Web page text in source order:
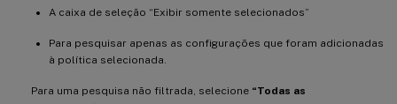
A caixa de seleção “Exibir somente selecionados”
Para pesquisar apenas as configurações que foram adicionadas
à política selecionada.
Para uma pesquisa não filtrada, selecione “Todas as